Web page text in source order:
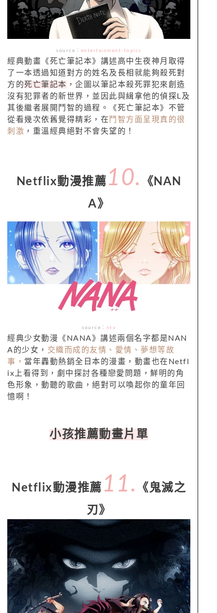
source： entertainment-topics
經典動畫《死亡筆記本》講述高中生夜神月取得
了一本透過知道對方的姓名及長相就能夠殺死對
方的死亡筆記本 ，企圖以筆記本殺死罪犯來創造
沒有犯罪者的新世界，並因此與緝拿他的偵探L及
其後繼者展開鬥智的過程。《死亡筆記本》不管
從看幾次依舊覺得精彩，在 鬥智方面呈現真的很
刺激 ，重溫經典絕對不會失望的！
Netflix動漫推薦 10.
《NAN
A》
source： ntv
經典少女動漫《NANA》講述兩個名字都是NAN
A的少女， 交織而成的友情、愛情、夢想等故
事， 當年轟動熱銷全日本的漫畫，動畫也在Netfl
ix上看得到，劇中探討各種戀愛問題，鮮明的角
色形象，動聽的歌曲，絕對可以喚起你的童年回
憶啊！
小孩推薦動畫片單
Netflix動漫推薦 11.
《鬼滅之
刃》